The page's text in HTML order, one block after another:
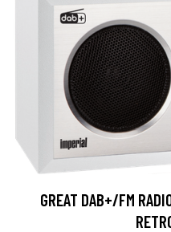
GREAT DAB+/FM